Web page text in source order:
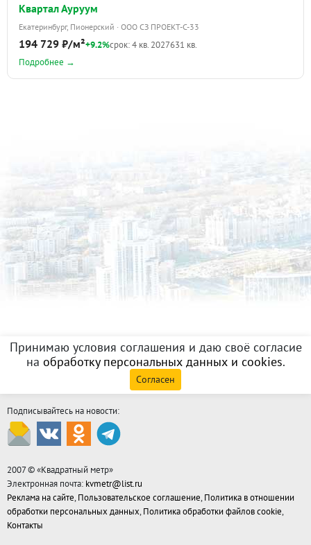
Квартал Ауруум
Екатеринбург, Пионерский · ООО СЗ ПРОЕКТ-С-33
194 729 ₽/м²+9.2%срок: 4 кв. 2027631 кв.
Подробнее →
Принимаю условия соглашения и даю своё согласие
на обработку персональных данных и cookies.
Согласен
Подписывайтесь на новости:
2007 © «Квадратный метр»
Электронная почта: kvmetr@list.ru
Реклама на сайте, Пользовательское соглашение, Политика в отношении
обработки персональных данных, Политика обработки файлов cookie,
Контакты